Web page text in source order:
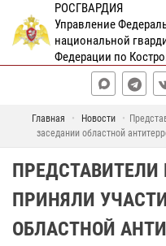
РОСГВАРДИЯ
Управление
национальной
Федерации по
Главная Новости
заседании областной
ПРЕДСТАВИТЕЛИ
ПРИНЯЛИ
ОБЛАСТНОЙ